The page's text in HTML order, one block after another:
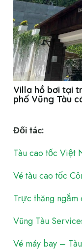
Villa hồ bơi tại
phố Vũng Tàu
Đối tác:
Tàu cao tốc Việt
Vé tàu cao tốc
Trực thăng
Vũng Tàu
Vé máy bay –